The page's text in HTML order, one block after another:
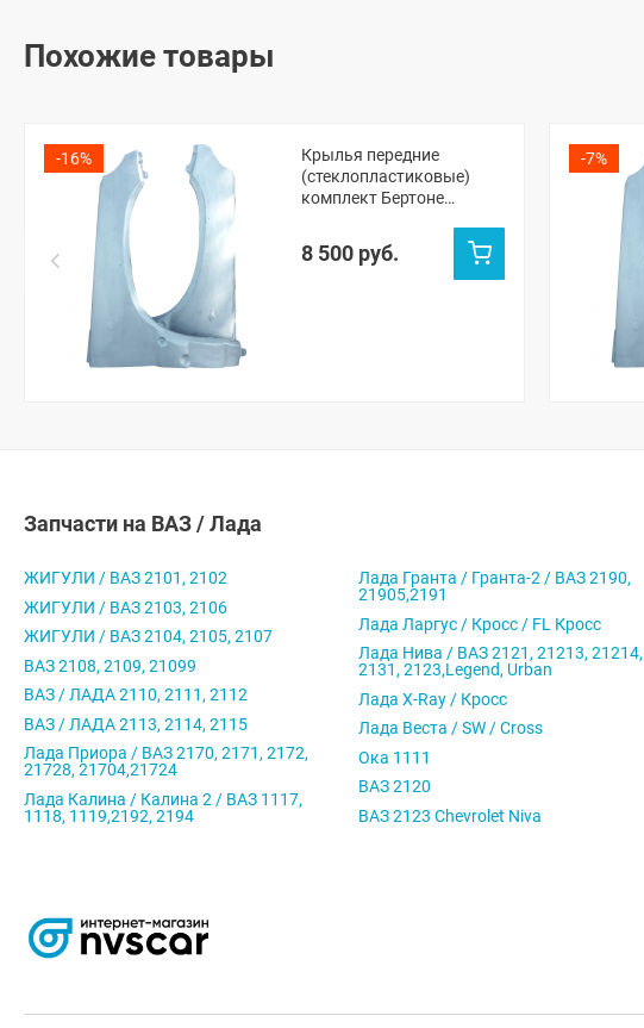
Похожие товары
-16%
Крылья передние
(стеклопластиковые)
комплект Бертоне
(неокрашенное)
8 500 руб.
-7%
Запчасти на ВАЗ / Лада
ЖИГУЛИ / ВАЗ 2101, 2102
ЖИГУЛИ / ВАЗ 2103, 2106
ЖИГУЛИ / ВАЗ 2104, 2105, 2107
ВАЗ 2108, 2109, 21099
ВАЗ / ЛАДА 2110, 2111, 2112
ВАЗ / ЛАДА 2113, 2114, 2115
Лада Приора / ВАЗ 2170, 2171, 2172,
21728, 21704,21724
Лада Калина / Калина 2 / ВАЗ 1117,
1118, 1119,2192, 2194
Лада Гранта / Гранта-2 / ВАЗ 2190,
21905,2191
Лада Ларгус / Кросс / FL Кросс
Лада Нива / ВАЗ 2121, 21213, 21214,
2131, 2123,Legend, Urban
Лада X-Ray / Кросс
Лада Веста / SW / Cross
Ока 1111
ВАЗ 2120
ВАЗ 2123 Chevrolet Niva